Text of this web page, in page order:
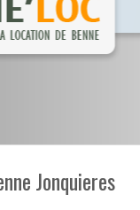
Jonquieres